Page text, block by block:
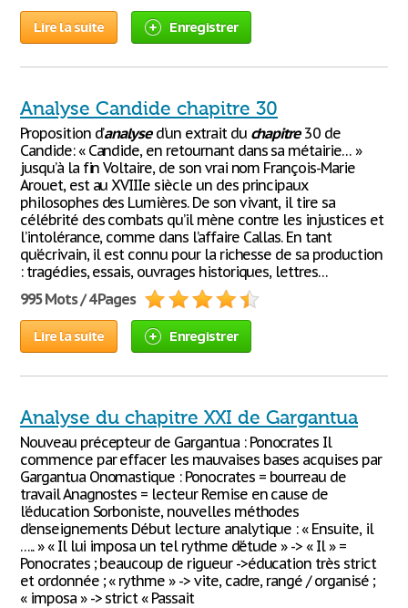
Lire la suite Enregistrer
Analyse Candide chapitre 30
Proposition d’analysed’un extrait du chapitre30 de
Candide: « Candide, en retournant dans sa métairie… »
jusqu’à la fin Voltaire, de son vrai nom François-Marie
Arouet, est au XVIIIe siècle un des principaux
philosophes des Lumières. De son vivant, il tire sa
célébrité des combats qu’il mène contre les injustices et
l’intolérance, comme dans l’affaire Callas. En tant
qu’écrivain, il est connu pour la richesse de sa production
: tragédies, essais, ouvrages historiques, lettres…
995 Mots / 4 Pages
Lire la suite Enregistrer
Analyse du chapitre XXI de Gargantua
Nouveau précepteur de Gargantua : Ponocrates Il
commence par effacer les mauvaises bases acquises par
Gargantua Onomastique : Ponocrates = bourreau de
travail Anagnostes = lecteur Remise en cause de
l’éducation Sorboniste, nouvelles méthodes
d’enseignements Début lecture analytique : « Ensuite, il
….. » « Il lui imposa un tel rythme d’étude » -> « Il » =
Ponocrates ; beaucoup de rigueur ->éducation très strict
et ordonnée ; « rythme » -> vite, cadre, rangé / organisé ;
« imposa » -> strict « Passait